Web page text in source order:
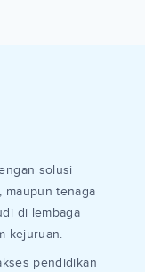
solusi
maupun tenaga
di lembaga
kejuruan.
pendidikan